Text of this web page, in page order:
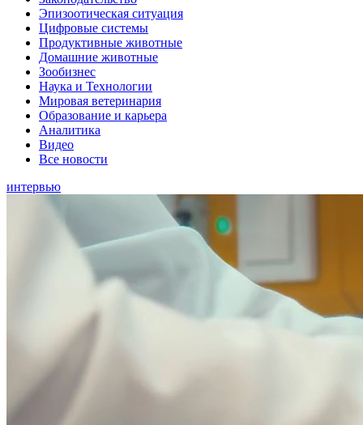
Эпизоотическая ситуация
Цифровые системы
Продуктивные животные
Домашние животные
Зообизнес
Наука и Технологии
Мировая ветеринария
Образование и карьера
Аналитика
Видео
Все новости
интервью